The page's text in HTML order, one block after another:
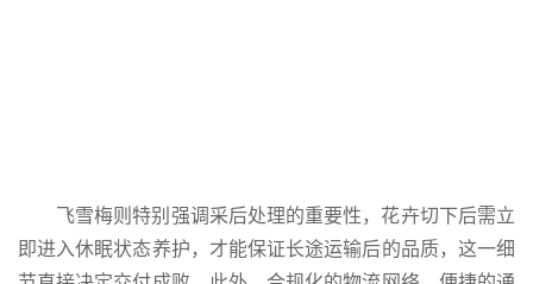
飞雪梅则特别强调采后处理的重要性，花卉切下后需立
即进入休眠状态养护，才能保证长途运输后的品质，这一细